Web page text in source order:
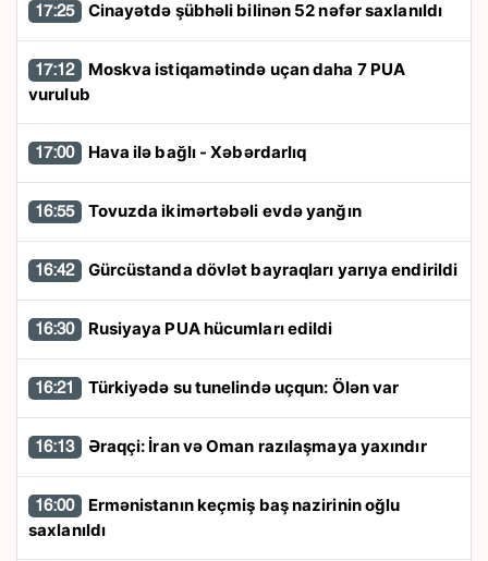
17:25 Cinayətdə şübhəli bilinən 52 nəfər saxlanıldı
17:12
vurulub
17:00 Hava ilə bağlı - Xəbərdarlıq
16:55 Tovuzda ikimərtəbəli evdə yanğın
16:42 Gürcüstanda dövlət bayraqları yarıya endirildi
16:30 Rusiyaya PUA hücumları edildi
16:21 Türkiyədə su tunelində uçqun: Ölən var
16:13 Əraqçi: İran və Oman razılaşmaya yaxındır
16:00
saxlanıldı